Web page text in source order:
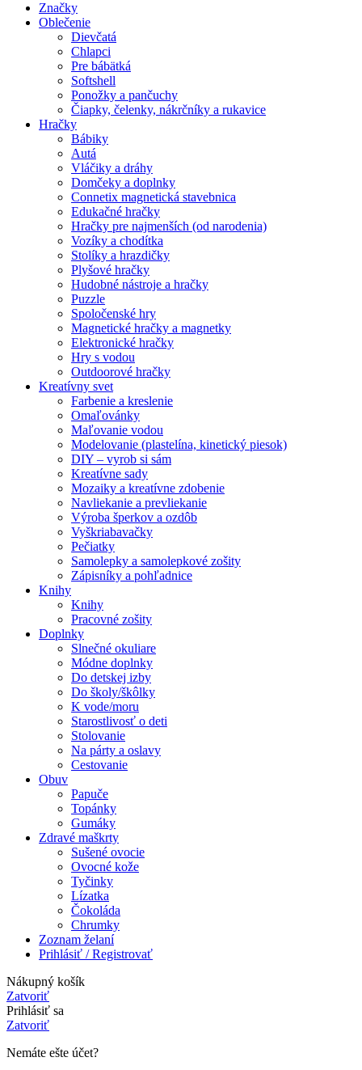
Značky
Oblečenie
Dievčatá
Chlapci
Pre bábätká
Softshell
Ponožky a pančuchy
Čiapky, čelenky, nákrčníky a rukavice
Hračky
Bábiky
Autá
Vláčiky a dráhy
Domčeky a doplnky
Connetix magnetická stavebnica
Edukačné hračky
Hračky pre najmenších (od narodenia)
Vozíky a chodítka
Stolíky a hrazdičky
Plyšové hračky
Hudobné nástroje a hračky
Puzzle
Spoločenské hry
Magnetické hračky a magnetky
Elektronické hračky
Hry s vodou
Outdoorové hračky
Kreatívny svet
Farbenie a kreslenie
Omaľovánky
Maľovanie vodou
Modelovanie (plastelína, kinetický piesok)
DIY – vyrob si sám
Kreatívne sady
Mozaiky a kreatívne zdobenie
Navliekanie a prevliekanie
Výroba šperkov a ozdôb
Vyškriabavačky
Pečiatky
Samolepky a samolepkové zošity
Zápisníky a pohľadnice
Knihy
Knihy
Pracovné zošity
Doplnky
Slnečné okuliare
Módne doplnky
Do detskej izby
Do školy/škôlky
K vode/moru
Starostlivosť o deti
Stolovanie
Na párty a oslavy
Cestovanie
Obuv
Papuče
Topánky
Gumáky
Zdravé maškrty
Sušené ovocie
Ovocné kože
Tyčinky
Lízatka
Čokoláda
Chrumky
Zoznam želaní
Prihlásiť / Registrovať
Nákupný košík
Zatvoriť
Prihlásiť sa
Zatvoriť
Nemáte ešte účet?